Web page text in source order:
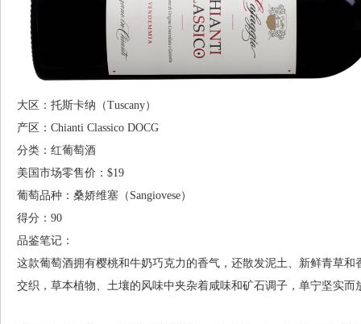
大区：托斯卡纳（Tuscany）
产区：Chianti Classico DOCG
分类：红葡萄酒
美国市场零售价：$19
葡萄品种：桑娇维塞（Sangiovese）
得分：90
品鉴笔记：
这款葡萄酒拥有樱桃和牛奶巧克力的香气，还散发泥土、新鲜青草
交织，草本植物、土壤的风味中夹杂着咸味和矿石调子，单宁坚实而